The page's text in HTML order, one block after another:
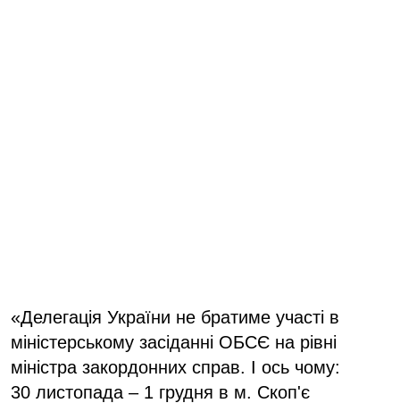
«Делегація України не братиме участі в
міністерському засіданні ОБСЄ на рівні
міністра закордонних справ. І ось чому:
30 листопада – 1 грудня в м. Скоп'є